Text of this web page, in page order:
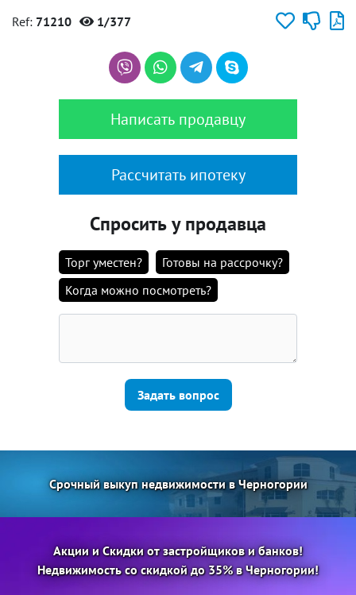
Ref: 71210 1/377
Написать продавцу
Рассчитать ипотеку
Спросить у продавца
Торг уместен?
Готовы на рассрочку?
Когда можно посмотреть?
Задать вопрос
Срочный выкуп недвижимости в Черногории
Акции и Скидки от застройщиков и банков!
Недвижимость со скидкой до 35% в Черногории!